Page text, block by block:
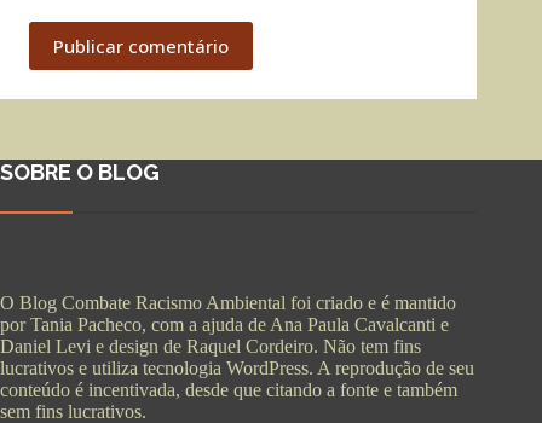
Publicar comentário
SOBRE O BLOG
O Blog Combate Racismo Ambiental foi criado e é mantido
por Tania Pacheco, com a ajuda de Ana Paula Cavalcanti e
Daniel Levi e design de Raquel Cordeiro. Não tem fins
lucrativos e utiliza tecnologia WordPress. A reprodução de seu
conteúdo é incentivada, desde que citando a fonte e também
sem fins lucrativos.